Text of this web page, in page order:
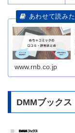
www.rnb.co.jp
DMMブックス